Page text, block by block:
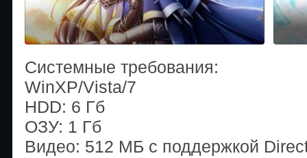
Системные требования:
WinXP/Vista/7
HDD: 6 Гб
ОЗУ: 1 Гб
Видео: 512 МБ с поддержкой